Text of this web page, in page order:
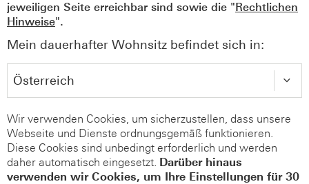
jeweiligen Seite erreichbar sind sowie die "Rechtlichen
Hinweise".
Mein dauerhafter Wohnsitz befindet sich in:
Wir verwenden Cookies, um sicherzustellen, dass unsere
Webseite und Dienste ordnungsgemäß funktionieren.
Diese Cookies sind unbedingt erforderlich und werden
daher automatisch eingesetzt. Darüber hinaus
verwenden wir Cookies, um Ihre Einstellungen für 30